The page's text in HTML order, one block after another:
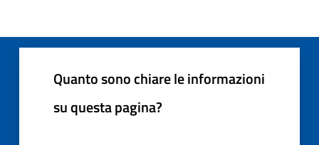
Quanto sono chiare le informazioni
su questa pagina?